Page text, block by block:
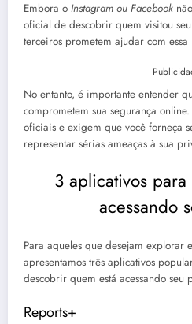
Embora o Instagram ou Facebook
oficial de descobrir quem visitou
terceiros prometem ajudar com essa
No entanto, é importante entender
comprometem sua segurança
oficiais e exigem que você forneça
representar sérias ameaças à sua
3 aplicativos
acessando
Para aqueles que desejam explorar
apresentamos três aplicativos
descobrir quem está acessando seu
Reports+